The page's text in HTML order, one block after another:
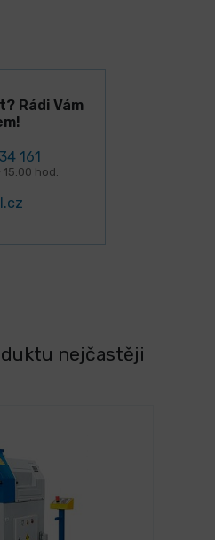
Rádi Vám
161
hod.
nejčastěji